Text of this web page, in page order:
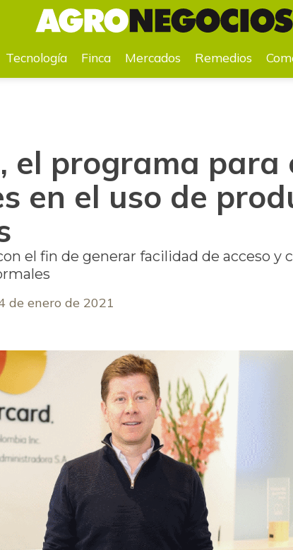
en el uso de productos financieros
Tecnología Finca Mercados Remedios
el programa
en el uso de
el fin de generar facilidad de acceso y
de enero de 2021